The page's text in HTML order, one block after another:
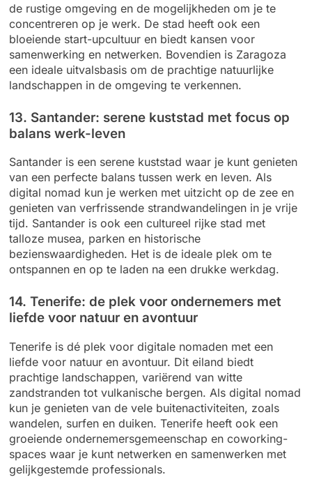
de rustige omgeving en de mogelijkheden om je te
concentreren op je werk. De stad heeft ook een
bloeiende start-upcultuur en biedt kansen voor
samenwerking en netwerken. Bovendien is Zaragoza
een ideale uitvalsbasis om de prachtige natuurlijke
landschappen in de omgeving te verkennen.
13. Santander: serene kuststad met focus op
balans werk-leven
Santander is een serene kuststad waar je kunt genieten
van een perfecte balans tussen werk en leven. Als
digital nomad kun je werken met uitzicht op de zee en
genieten van verfrissende strandwandelingen in je vrije
tijd. Santander is ook een cultureel rijke stad met
talloze musea, parken en historische
bezienswaardigheden. Het is de ideale plek om te
ontspannen en op te laden na een drukke werkdag.
14. Tenerife: de plek voor ondernemers met
liefde voor natuur en avontuur
Tenerife is dé plek voor digitale nomaden met een
liefde voor natuur en avontuur. Dit eiland biedt
prachtige landschappen, variërend van witte
zandstranden tot vulkanische bergen. Als digital nomad
kun je genieten van de vele buitenactiviteiten, zoals
wandelen, surfen en duiken. Tenerife heeft ook een
groeiende ondernemersgemeenschap en coworking-
spaces waar je kunt netwerken en samenwerken met
gelijkgestemde professionals.